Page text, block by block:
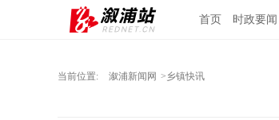
首页 时政要闻
当前位置: 溆浦新闻网 >乡镇快讯